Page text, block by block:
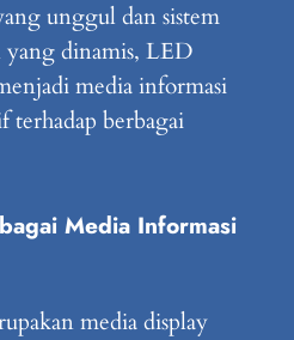
unggul dan sistem
dinamis, LED
media informasi
terhadap berbagai
Media Informasi
media display